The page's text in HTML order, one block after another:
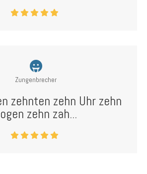
Zungenbrecher
zehnten zehn Uhr zehn
zehn zah...